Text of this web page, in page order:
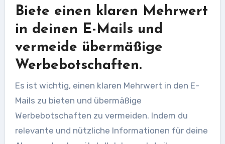
Biete einen klaren Mehrwert
in deinen E-Mails und
vermeide übermäßige
Werbebotschaften.
Es ist wichtig, einen klaren Mehrwert in den E-
Mails zu bieten und übermäßige
Werbebotschaften zu vermeiden. Indem du
relevante und nützliche Informationen für deine